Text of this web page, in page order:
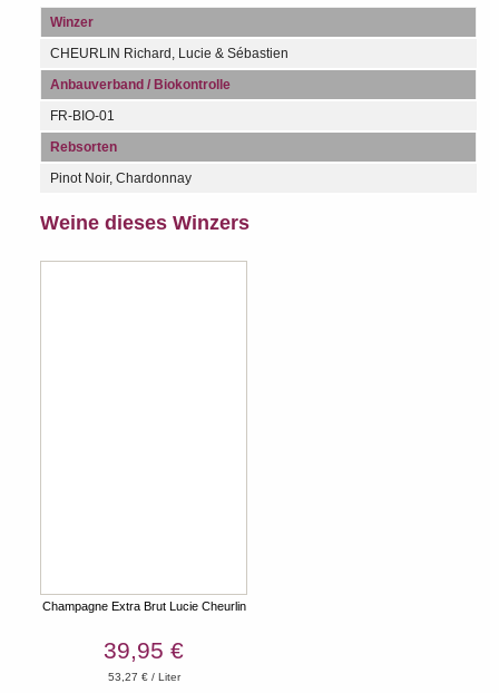
Winzer
CHEURLIN Richard, Lucie & Sébastien
Anbauverband / Biokontrolle
FR-BIO-01
Rebsorten
Pinot Noir, Chardonnay
Weine dieses Winzers
Champagne Extra Brut Lucie Cheurlin
39,95 €
53,27 € / Liter